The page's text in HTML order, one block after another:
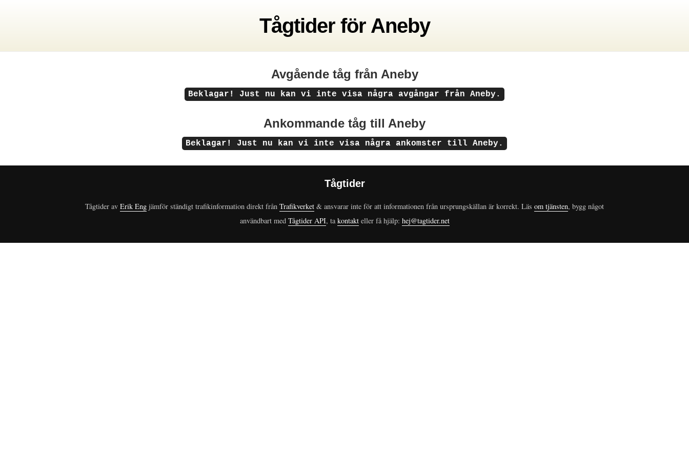
Tågtiderför Aneby
Avgående tåg från Aneby
Beklagar! Just nu kan vi inte visa några avgångar från Aneby.
Ankommande tåg till Aneby
Beklagar! Just nu kan vi inte visa några ankomster till Aneby.
Tågtider
Tågtider av Erik Eng jämför ständigt trafikinformation direkt från Trafikverket & ansvarar inte för att informationen från ursprungskällan är korrekt. Läs om tjänsten, bygg något
användbart med Tågtider API, takontakteller få hjälp: hej@tagtider.net